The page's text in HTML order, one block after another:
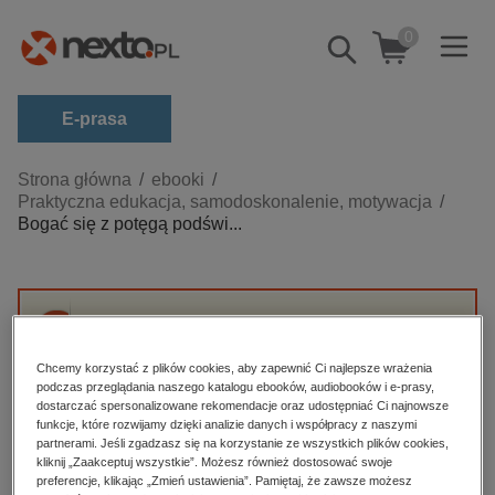
Pokaż/schowaj
wyszukiwarkę
0
E-prasa
Kategorie
Zobacz wszystkie E-prasa
biznesowe, branżowe, gospodarka
dzienniki
edukacja
hobby, sport, rozrywka
komputery, internet, technologie, informatyka
Strona główna
ebooki
Praktyczna edukacja, samodoskonalenie, motywacja
Bogać się z potęgą podświ...
potęgą podświadomości” nie jest dostępny.
High-contrast mode
Polecane
Chcemy korzystać z plików cookies, aby zapewnić Ci najlepsze wrażenia
podczas przeglądania naszego katalogu ebooków, audiobooków i e-prasy,
dostarczać spersonalizowane rekomendacje oraz udostępniać Ci najnowsze
funkcje, które rozwijamy dzięki analizie danych i współpracy z naszymi
partnerami. Jeśli zgadzasz się na korzystanie ze wszystkich plików cookies,
kliknij „Zaakceptuj wszystkie”. Możesz również dostosować swoje
preferencje, klikając „Zmień ustawienia”. Pamiętaj, że zawsze możesz